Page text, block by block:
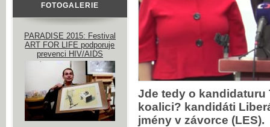
Jde tedy o kandidaturu
koalici? kandidáti
jmény v závorce (LES).
FOTOGALERIE
PARADISE 2015: Festival
ART FOR LIFE podporuje
prevenci HIV/AIDS